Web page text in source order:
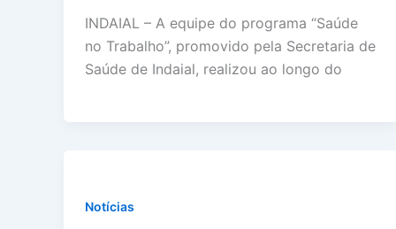
INDAIAL – A equipe do programa “Saúde
no Trabalho”, promovido pela Secretaria de
Saúde de Indaial, realizou ao longo do
Notícias